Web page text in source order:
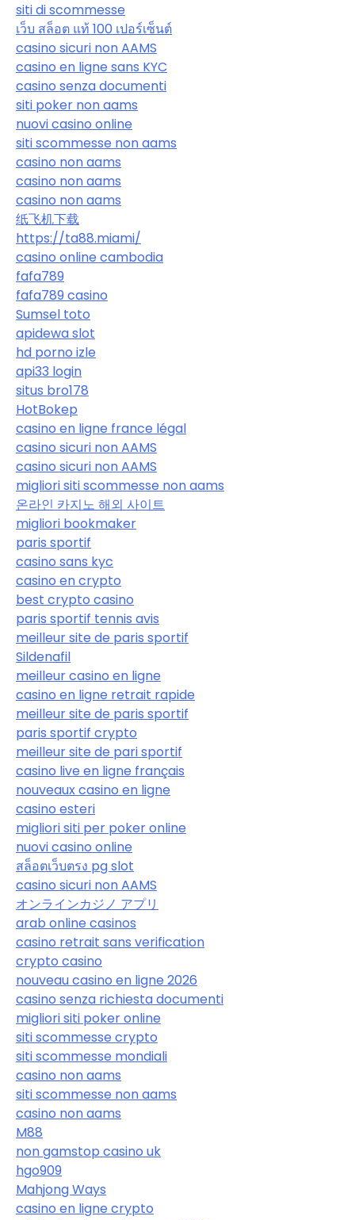
siti di scommesse
เว็บ สล็อต แท้ 100 เปอร์เซ็นต์
casino sicuri non AAMS
casino en ligne sans KYC
casino senza documenti
siti poker non aams
nuovi casino online
siti scommesse non aams
casino non aams
casino non aams
casino non aams
纸飞机下载
https://ta88.miami/
casino online cambodia
fafa789
fafa789 casino
Sumsel toto
apidewa slot
hd porno izle
api33 login
situs bro178
HotBokep
casino en ligne france légal
casino sicuri non AAMS
casino sicuri non AAMS
migliori siti scommesse non aams
온라인 카지노 해외 사이트
migliori bookmaker
paris sportif
casino sans kyc
casino en crypto
best crypto casino
paris sportif tennis avis
meilleur site de paris sportif
Sildenafil
meilleur casino en ligne
casino en ligne retrait rapide
meilleur site de paris sportif
paris sportif crypto
meilleur site de pari sportif
casino live en ligne français
nouveaux casino en ligne
casino esteri
migliori siti per poker online
nuovi casino online
สล็อตเว็บตรง pg slot
casino sicuri non AAMS
オンラインカジノ アプリ
arab online casinos
casino retrait sans verification
crypto casino
nouveau casino en ligne 2026
casino senza richiesta documenti
migliori siti poker online
siti scommesse crypto
siti scommesse mondiali
casino non aams
siti scommesse non aams
casino non aams
M88
non gamstop casino uk
hgo909
Mahjong Ways
casino en ligne crypto